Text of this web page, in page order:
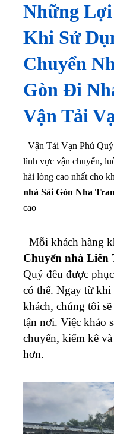
Những
Khi Sử
Chuyển
Gòn Đi
Vận Tải
Vận Tải Vạn Phú
lĩnh vực vận chuyển,
hài lòng cao nhất cho
nhà Sài Gòn Nha
cao
Mỗi khách hàng
Chuyển nhà Liên
Quý đều được
có thể. Ngay từ
khách, chúng tôi
tận nơi. Việc khảo
chuyển, kiểm kê
hơn.